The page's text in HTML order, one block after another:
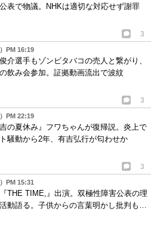
表で物議。NHKは適切な対応せず謝罪
3
PM 16:19
介選手もゾンビタバコの売人と繋がり、
飲み会参加。証拠動画流出で波紋
3
PM 22:19
の夏休み』フワちゃんが復帰説。炎上で
騒動から2年、有吉弘行が匂わせか
3
PM 15:31
THE TIME,』出演。双極性障害公表の理
動語る。子供からの言葉明かし批判も…